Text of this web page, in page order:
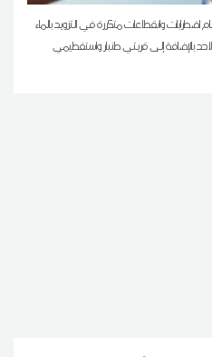
عدة مناطق تابعة لولاية قبلي منذ 4 أيام اضطرابات وانقطاعات متكررة في التزويد بالماء
بالإضافة إلى قريتي طنبار واستفطيمي